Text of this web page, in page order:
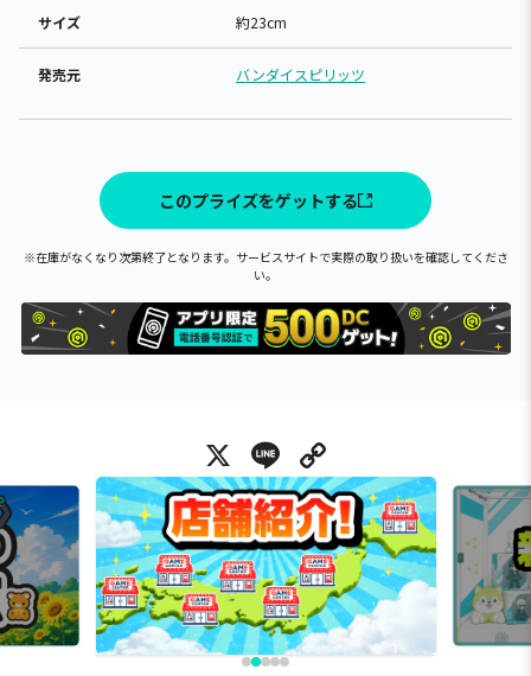
サイズ 約23cm
発売元 バンダイスピリッツ
このプライズをゲットする
※在庫がなくなり次第終了となります。サービスサイトで実際の取り扱いを確認してくださ
い。
X Line